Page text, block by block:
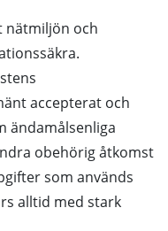
nätmiljön och
accepterat och
ändamålsenliga
obehörig åtkomst
som används
alltid med stark